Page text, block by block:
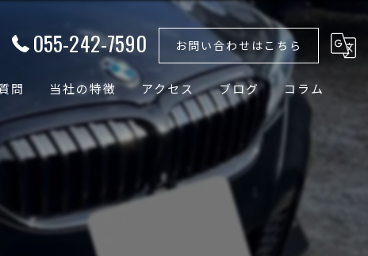
055-242-7590 お問い合わせはこちら
問 当社の特徴
外車
ドイツ車
アクセス ブログ コラム